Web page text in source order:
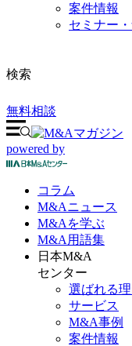
案件情報
セミナー
検索
無料相談
powered by
コラム
M&Aニュース
M&Aを学ぶ
M&A 用語集
日本M&A
センター
選ばれる
サービス
M&A事例
案件情報